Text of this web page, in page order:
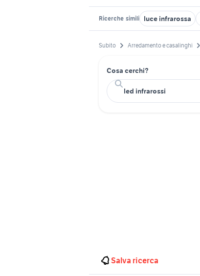
Ricerche simili luce infrarossa
Subito Arredamento e casalinghi
Cosa cerchi?
Salva ricerca